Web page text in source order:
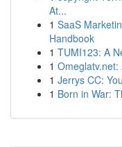
At...
1 SaaS
Handbook
1 TUMI123: A
1
1 Jerrys CC:
1 Born in War: